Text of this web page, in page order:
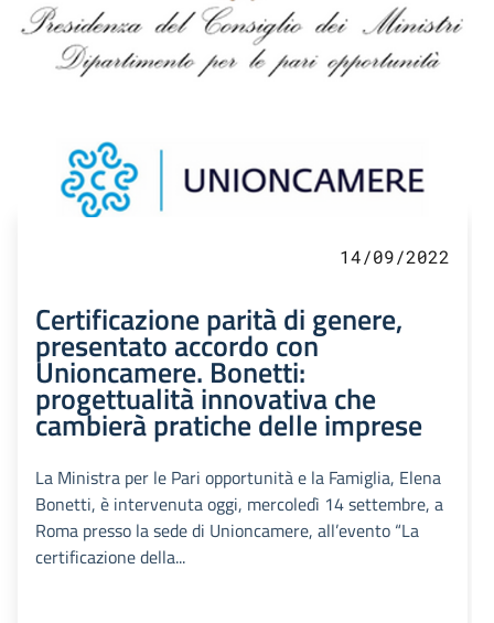
14/09/2022
Certificazione parità di genere,
presentato accordo con
Unioncamere. Bonetti:
progettualità innovativa che
cambierà pratiche delle imprese
La Ministra per le Pari opportunità e la Famiglia, Elena
Bonetti, è intervenuta oggi, mercoledì 14 settembre, a
Roma presso la sede di Unioncamere, all’evento “La
certificazione della...